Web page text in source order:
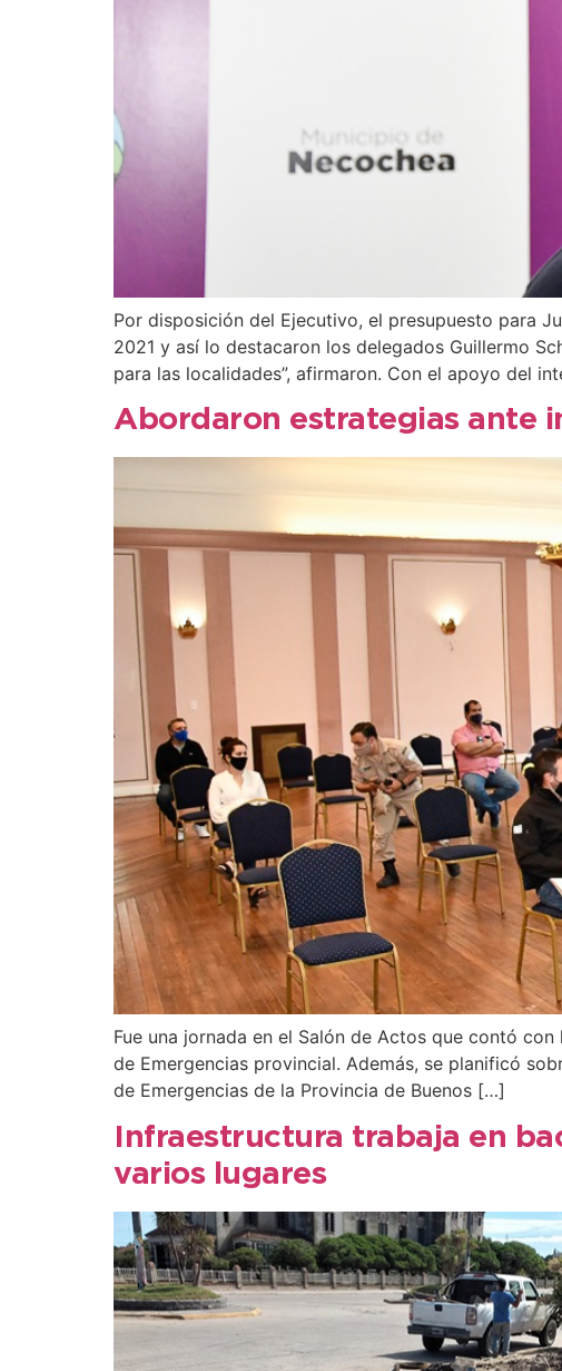
Por disposición del Ejecutivo, el presupuesto para
2021 y así lo destacaron los delegados Guillermo
para las localidades”, afirmaron. Con el apoyo del
Abordaron estrategias ante
Fue una jornada en el Salón de Actos que contó
de Emergencias provincial. Además, se planificó
de Emergencias de la Provincia de Buenos […]
Infraestructura trabaja en
varios lugares